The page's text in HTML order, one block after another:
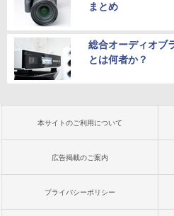
まとめ
総合オーディオブ
とは何者か？
本サイトのご利用について
広告掲載のご案内
プライバシーポリシー